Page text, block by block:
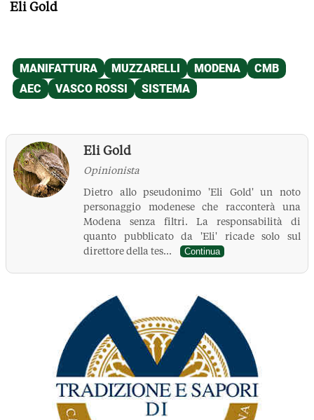
Eli Gold
Eli Gold
Opinionista
Dietro allo pseudonimo 'Eli Gold' un noto
personaggio modenese che racconterà una
Modena senza filtri. La responsabilità di
quanto pubblicato da 'Eli' ricade solo sul
direttore della tes...
Continua